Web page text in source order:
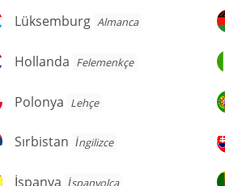
Lüksemburg
Lüksemburg Almanca
Hollanda
Hollanda Felemenkçe
Polonya
Polonya Lehçe
Sırbistan
Sırbistan İngilizce
İspanya
İspanya İspanyolca